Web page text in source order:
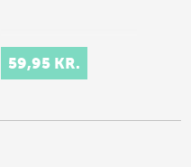
59,95 KR.